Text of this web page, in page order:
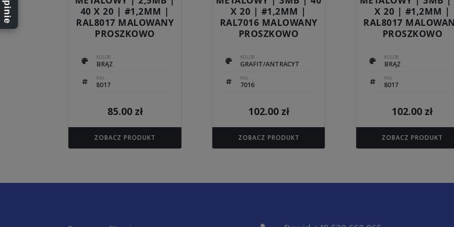
40 X 20 | #1,2MM |
RAL8017 MALOWANY
PROSZKOWO
KOLOR
BRĄZ
RAL
8017
85.00 zł
ZOBACZ PRODUKT
X 20 | #1,2MM |
RAL7016 MALOWANY
PROSZKOWO
KOLOR
GRAFIT/ANTRACYT
RAL
7016
102.00 zł
ZOBACZ PRODUKT
X 20 | #1,2MM |
RAL8017
PROSZKOWO
KOLOR
BRĄZ
RAL
8017
102.00 zł
ZOBACZ PRODUKT